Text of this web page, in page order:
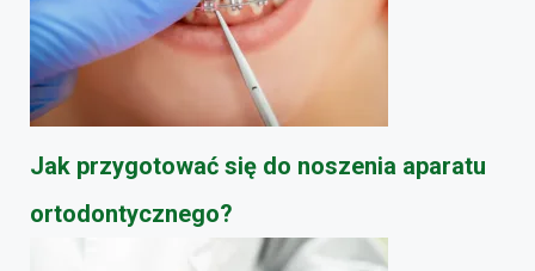
Jak przygotować się do noszenia aparatu
ortodontycznego?